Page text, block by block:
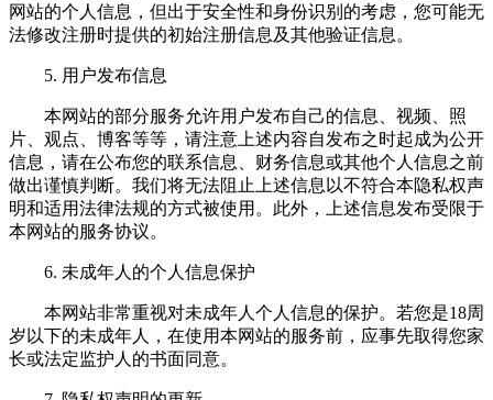
网站的个人信息，但出于安全性和身份识别的考虑，您可能无
法修改注册时提供的初始注册信息及其他验证信息。
5. 用户发布信息
本网站的部分服务允许用户发布自己的信息、视频、照
片、观点、博客等等，请注意上述内容自发布之时起成为公开
信息，请在公布您的联系信息、财务信息或其他个人信息之前
做出谨慎判断。我们将无法阻止上述信息以不符合本隐私权声
明和适用法律法规的方式被使用。此外，上述信息发布受限于
本网站的服务协议。
6. 未成年人的个人信息保护
本网站非常重视对未成年人个人信息的保护。若您是18周
岁以下的未成年人，在使用本网站的服务前，应事先取得您家
长或法定监护人的书面同意。